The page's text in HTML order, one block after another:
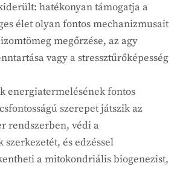
hatékonyan támogatja a
élet olyan fontos mechanizmusait
megőrzése, az agy
vagy a stressztűrőképesség
energiatermelésének fontos
szerepet játszik az
rendszerben, védi a
és edzéssel
a mitokondriális biogenezist,